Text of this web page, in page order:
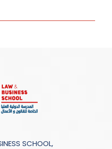
SCHOOL,